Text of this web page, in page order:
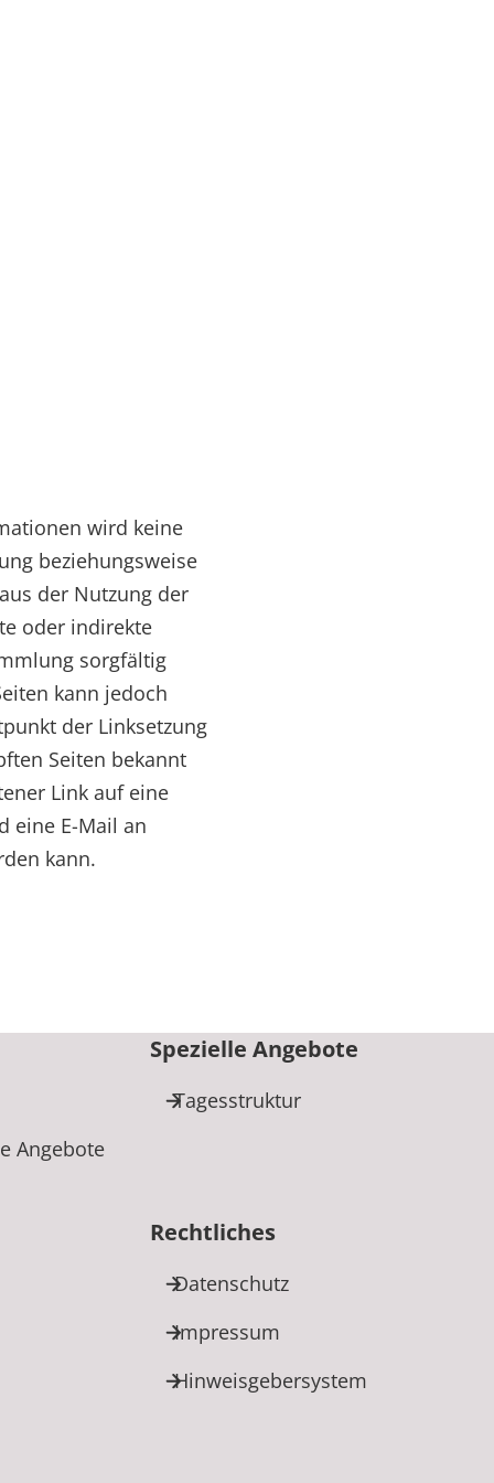
wird keine
beziehungsweise
der Nutzung der
oder indirekte
sorgfältig
kann jedoch
der Linksetzung
Seiten bekannt
Link auf eine
eine E-Mail an
kann.
Angebote
Spezielle Angebote
Tagesstruktur
Rechtliches
Datenschutz
Impressum
Hinweisgebersystem